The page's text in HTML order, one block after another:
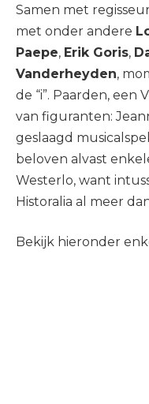
Samen met regisseur
met onder andere
Paepe, Erik Goris,
Vanderheyden,
de “i”. Paarden, een
van figuranten:
geslaagd
beloven alvast
Westerlo, want
Historalia al meer
Bekijk hieronder